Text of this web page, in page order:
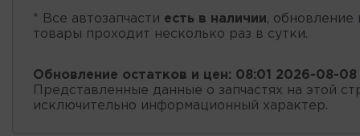
* Все автозапчасти есть в наличии, обновление
товары проходит несколько раз в сутки.
Обновление остатков и цен: 08:01 2026-08-08
Представленные данные о запчастях на этой
исключительно информационный характер.